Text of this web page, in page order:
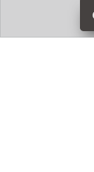
Textilien nd